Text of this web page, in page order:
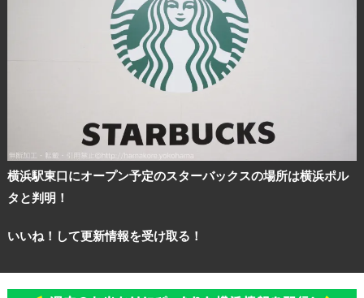
横浜駅東口にオープン予定のスターバックスの場所は横浜ポル
タと判明！
いいね！して更新情報を受け取る！